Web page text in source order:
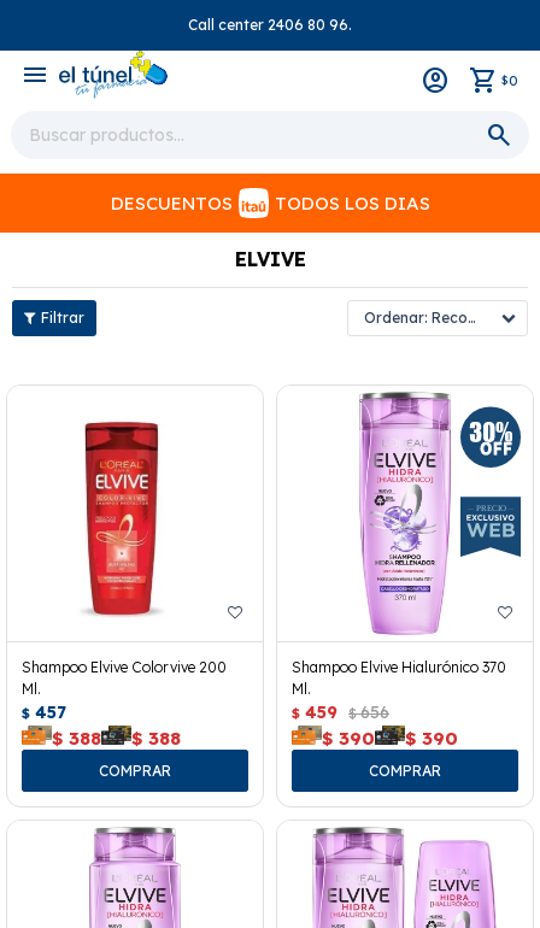
Call center 2406 80 96.
menu $0
DESCUENTOS TODOS LOS DIAS
ELVIVE
Recomendados
Shampoo Elvive Colorvive 200
Ml.
$ 457
$ 388 $ 388
Shampoo Elvive Hialurónico 370
Ml.
$ 459 $ 656
$ 390 $ 390
close